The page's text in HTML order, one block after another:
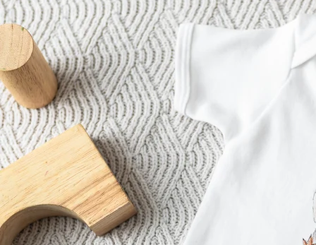
Naše dárky inspirují. Zákazníci nás na Google Reviews hodnotí
Přáníčko zdarma
Vytvořte něco jedinečného během několika kroků – s jejím
okamžik.